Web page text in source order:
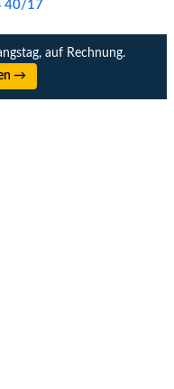
40/17
auf Rechnung.
→